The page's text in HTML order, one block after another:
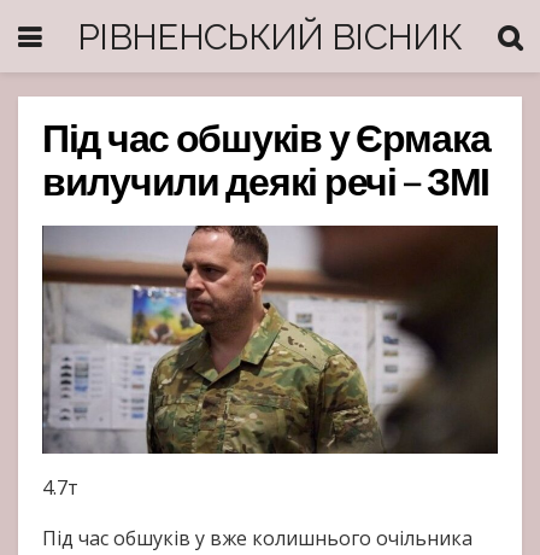
РІВНЕНСЬКИЙ ВІСНИК
Під час обшуків у Єрмака
вилучили деякі речі – ЗМІ
4.7т
Під час обшуків у вже колишнього очільника